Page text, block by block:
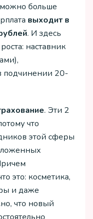
можно больше
выходит в
. И здесь
наставник
подчинении 20-
. Эти 2
что
этой сферы
это: косметика,
и даже
что новый